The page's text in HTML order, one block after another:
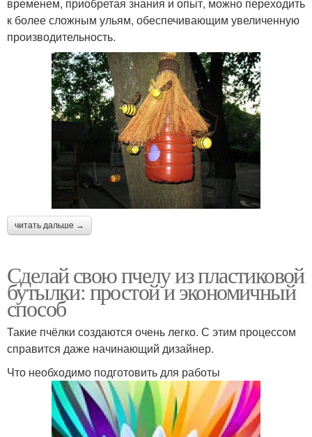
временем, приобретая знания и опыт, можно переходить
к более сложным ульям, обеспечивающим увеличенную
производительность.
читать дальше →
Сделай свою пчелу из пластиковой
бутылки: простой и экономичный
способ
Такие пчёлки создаются очень легко. С этим процессом
справится даже начинающий дизайнер.
Что необходимо подготовить для работы